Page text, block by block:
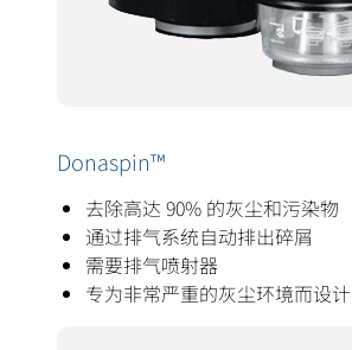
Donaspin™
去除高达 90% 的灰尘和污染物
通过排气系统自动排出碎屑
需要排气喷射器
专为非常严重的灰尘环境而设计